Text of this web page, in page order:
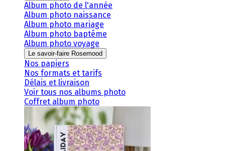
Album photo de l'année
Album photo naissance
Album photo mariage
Album photo baptême
Album photo voyage
Le savoir-faire Rosemood
Nos papiers
Nos formats et tarifs
Délais et livraison
Voir tous nos albums photo
Coffret album photo